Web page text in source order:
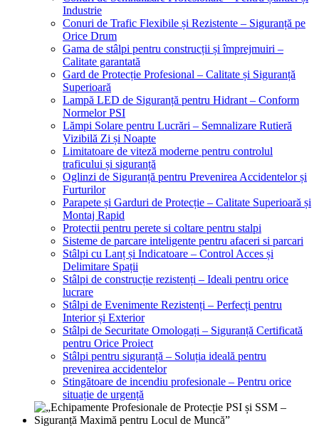
Industrie
Conuri de Trafic Flexibile și Rezistente – Siguranță pe
Orice Drum
Gama de stâlpi pentru construcții și împrejmuiri –
Calitate garantată
Gard de Protecție Profesional – Calitate și Siguranță
Superioară
Lampă LED de Siguranță pentru Hidrant – Conform
Normelor PSI
Lămpi Solare pentru Lucrări – Semnalizare Rutieră
Vizibilă Zi și Noapte
Limitatoare de viteză moderne pentru controlul
traficului și siguranță
Oglinzi de Siguranță pentru Prevenirea Accidentelor și
Furturilor
Parapete și Garduri de Protecție – Calitate Superioară și
Montaj Rapid
Protectii pentru perete si coltare pentru stalpi
Sisteme de parcare inteligente pentru afaceri si parcari
Stâlpi cu Lanț și Indicatoare – Control Acces și
Delimitare Spații
Stâlpi de construcție rezistenți – Ideali pentru orice
lucrare
Stâlpi de Evenimente Rezistenți – Perfecți pentru
Interior și Exterior
Stâlpi de Securitate Omologați – Siguranță Certificată
pentru Orice Proiect
Stâlpi pentru siguranță – Soluția ideală pentru
prevenirea accidentelor
Stingătoare de incendiu profesionale – Pentru orice
situație de urgență